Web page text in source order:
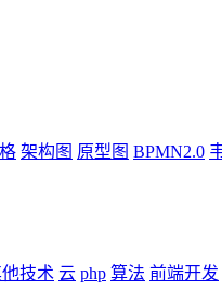
架构图 原型图 BPMN2.0
技术 云 php 算法 前端开发